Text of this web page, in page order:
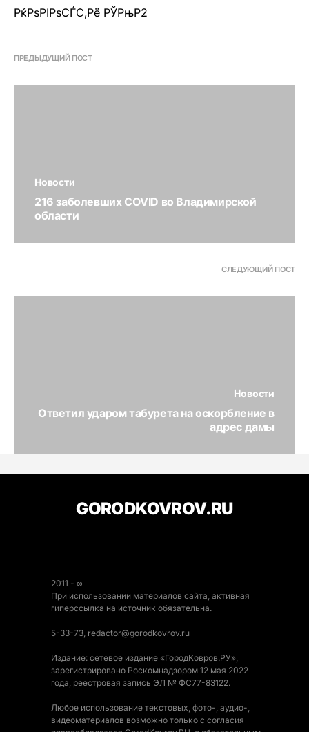
РќРѕРІРѕСЃС‚Рё РЎРњР2
ПРЕДЫДУЩИЙ ПОСТ
Новости
216 заболевших COVID во Владимирской
области
СЛЕДУЮЩИЙ ПОСТ
Новости
Ответил ударом табурета на оскорбление в
адрес дамы
GORODKOVROV.RU
2011 - ∞
При использовании материалов сайта, активная
гиперссылка на источник обязательна.
5-33-73, redactor@gorodkovrov.ru
Издание: сетевое издание «ГородКовров.РУ»,
зарегистрировано Роскомнадзором 12 мая 2022
года, реестровая запись ЭЛ № ФС77-83122.
Любое использование текстовых, фото-, аудио-,
видеоматериалов возможно только с согласия